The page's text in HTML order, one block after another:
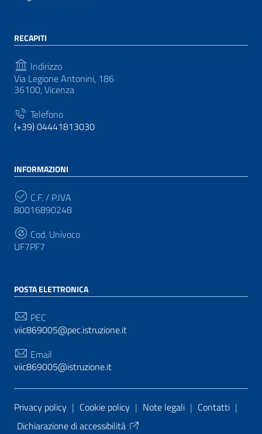
RECAPITI
Indirizzo
Via Legione Antonini, 186
36100, Vicenza
Telefono
(+39) 04441813030
INFORMAZIONI
C.F. / P.IVA
80016890248
Cod. Univoco
UF7PF7
POSTA ELETTRONICA
PEC
viic869005@pec.istruzione.it
Email
viic869005@istruzione.it
Sezione Link Utili
Privacy policy | Cookie policy | Note legali | Contatti |
Dichiarazione di accessibilità